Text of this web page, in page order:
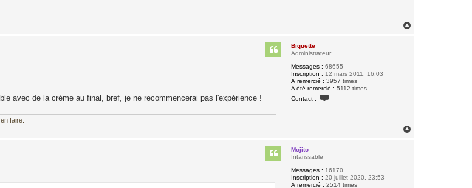
Biquette
Administrateur
Messages : 68655
Inscription : 12 mars 2011, 16:03
A remercié : 3957 times
A été remercié : 5112 times
Contact :
i
q
u
avec de la crème au final, bref, je ne recommencerai pas l'expérience !
faire.
Mojito
Intarissable
Messages : 16170
Inscription : 20 juillet 2020, 23:53
A remercié : 2514 times